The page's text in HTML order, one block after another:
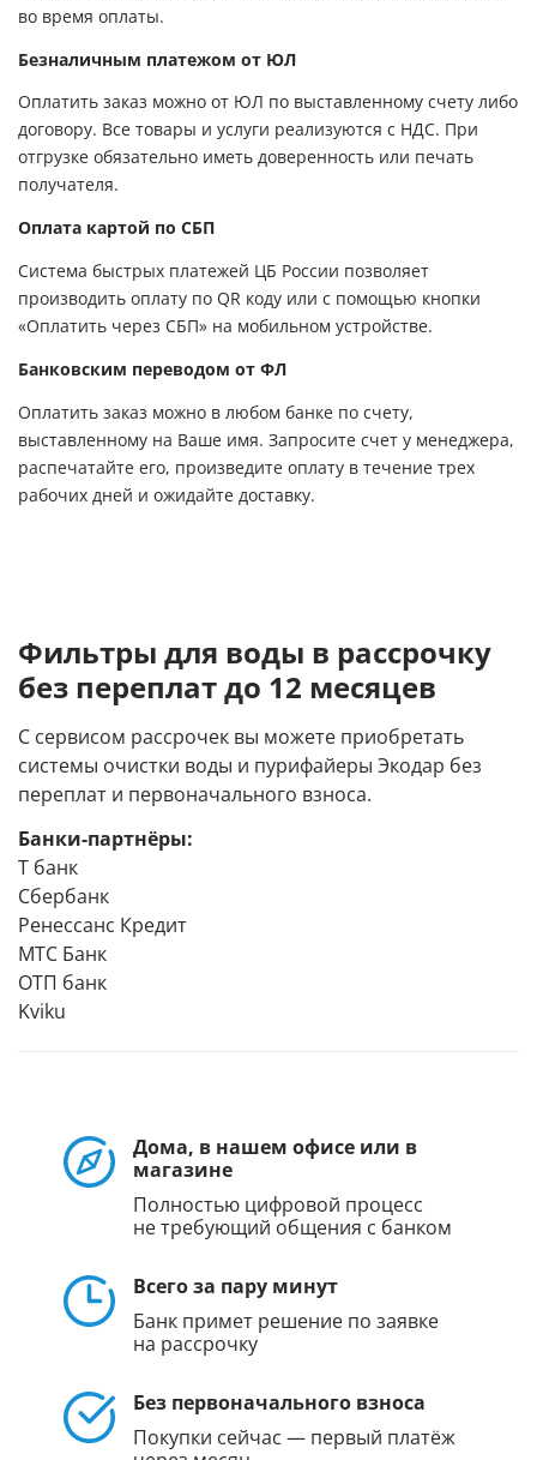
во время оплаты.
Безналичным платежом от ЮЛ
Оплатить заказ можно от ЮЛ по выставленному счету либо
договору. Все товары и услуги реализуются с НДС. При
отгрузке обязательно иметь доверенность или печать
получателя.
Оплата картой по СБП
Система быстрых платежей ЦБ России позволяет
производить оплату по QR коду или с помощью кнопки
«Оплатить через СБП» на мобильном устройстве.
Банковским переводом от ФЛ
Оплатить заказ можно в любом банке по счету,
выставленному на Ваше имя. Запросите счет у менеджера,
распечатайте его, произведите оплату в течение трех
рабочих дней и ожидайте доставку.
Фильтры для воды в рассрочку
без переплат до 12 месяцев
С сервисом рассрочек вы можете приобретать
системы очистки воды и пурифайеры Экодар без
переплат и первоначального взноса.
Банки-партнёры:
Т банк
Сбербанк
Ренессанс Кредит
МТС Банк
ОТП банк
Kviku
Дома, в нашем офисе или в
магазине
Полностью цифровой процесс
не требующий общения с банком
Всего за пару минут
Банк примет решение по заявке
на рассрочку
Без первоначального взноса
Покупки сейчас — первый платёж